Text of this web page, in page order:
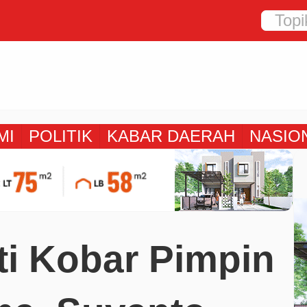
POLITIK KABAR DAERAH
Kobar Pimpin